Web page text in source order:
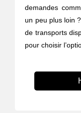
demandes
un peu plus loin
de transports
pour choisir